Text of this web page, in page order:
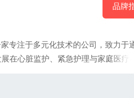
品牌
专注于多元化技术的公司，致力于
在心脏监护、紧急护理与家庭医疗